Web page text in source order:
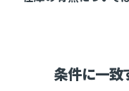
条件に一致